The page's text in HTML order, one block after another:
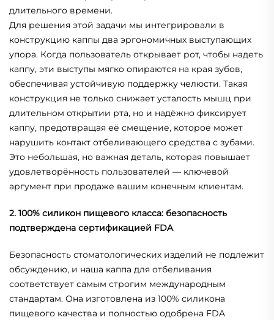
длительного времени.
Для решения этой задачи мы интегрировали в
конструкцию каппы два эргономичных выступающих
упора. Когда пользователь открывает рот, чтобы надеть
каппу, эти выступы мягко опираются на края зубов,
обеспечивая устойчивую поддержку челюсти. Такая
конструкция не только снижает усталость мышц при
длительном открытии рта, но и надёжно фиксирует
каппу, предотвращая её смещение, которое может
нарушить контакт отбеливающего средства с зубами.
Это небольшая, но важная деталь, которая повышает
удовлетворённость пользователей — ключевой
аргумент при продаже вашим конечным клиентам.
2. 100% силикон пищевого класса: безопасность
подтверждена сертификацией FDA
Безопасность стоматологических изделий не подлежит
обсуждению, и наша каппа для отбеливания
соответствует самым строгим международным
стандартам. Она изготовлена из 100% силикона
пищевого качества и полностью одобрена FDA